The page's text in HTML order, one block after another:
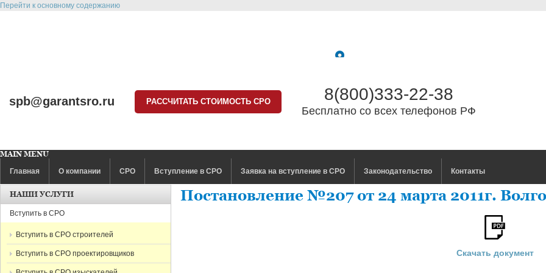
Перейти к основному содержанию
spb@garantsro.ru РАССЧИТАТЬ СТОИМОСТЬ СРО 8(800)333-22-38
Бесплатно со всех телефонов РФ
MAIN MENU
Главная
О компании СРО Вступление в СРО Заявка на вступление в СРО Законодательство Контакты
Постановление №207 от 24 марта 2011г.
Скачать документ
НАШИ УСЛУГИ
Вступить в СРО
Вступить в СРО строителей
Вступить в СРО проектировщиков